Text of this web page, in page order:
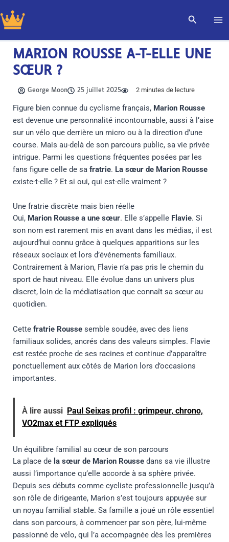
au
contenu
MARION ROUSSE A-T-ELLE UNE
SŒUR ?
George Moon 25 juillet 2025 2minutes de lecture
Figure bien connue du cyclisme français, Marion Rousse
est devenue une personnalité incontournable, aussi à l’aise
sur un vélo que derrière un micro ou à la direction d’une
course. Mais au-delà de son parcours public, sa vie privée
intrigue. Parmi les questions fréquentes posées par les
fans figure celle de sa fratrie. La sœur de Marion Rousse
existe-t-elle ? Et si oui, qui est-elle vraiment ?
Une fratrie discrète mais bien réelle
Oui, Marion Rousse a une sœur. Elle s’appelle Flavie. Si
son nom est rarement mis en avant dans les médias, il est
aujourd’hui connu grâce à quelques apparitions sur les
réseaux sociaux et lors d’événements familiaux.
Contrairement à Marion, Flavie n’a pas pris le chemin du
sport de haut niveau. Elle évolue dans un univers plus
discret, loin de la médiatisation que connaît sa sœur au
quotidien.
Cette fratrie Roussesemble soudée, avec des liens
familiaux solides, ancrés dans des valeurs simples. Flavie
est restée proche de ses racines et continue d’apparaître
ponctuellement aux côtés de Marion lors d’occasions
importantes.
À lire aussi Paul Seixas profil : grimpeur, chrono,
VO2max et FTP expliqués
Un équilibre familial au cœur de son parcours
La place de la sœur de Marion Roussedans sa vie illustre
aussi l’importance qu’elle accorde à sa sphère privée.
Depuis ses débuts comme cycliste professionnelle jusqu’à
son rôle de dirigeante, Marion s’est toujours appuyée sur
un noyau familial stable. Sa famille a joué un rôle essentiel
dans son parcours, à commencer par son père, lui-même
passionné de vélo, qui l’a accompagnée dès les premières